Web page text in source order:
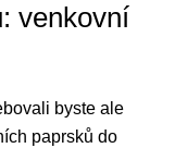
venkovní
byste ale
paprsků do